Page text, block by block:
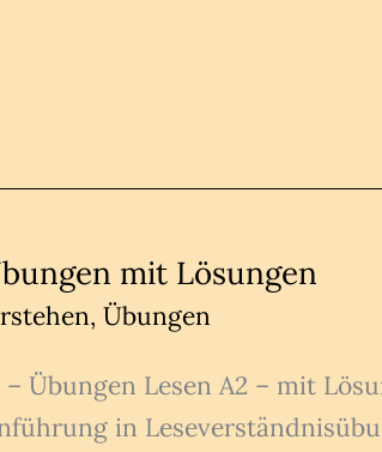
mit Lösungen
, Übungen
Übungen Lesen A2 – mit
in